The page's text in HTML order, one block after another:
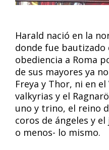
Harald nació en la
donde fue bautizado
obediencia a Roma
de sus mayores ya
Freya y Thor, ni en el
valkyrias y el
uno y trino, el reino
coros de ángeles y
o menos- lo mismo.